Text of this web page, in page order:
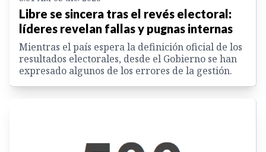
Libre se sincera tras el revés electoral:
líderes revelan fallas y pugnas internas
Mientras el país espera la definición oficial de los
resultados electorales, desde el Gobierno se han
expresado algunos de los errores de la gestión.